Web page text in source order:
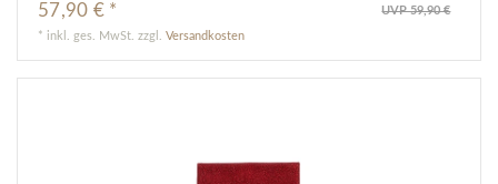
UVP 59,90 €
57,90 € *
* inkl. ges. MwSt. zzgl.Versandkosten